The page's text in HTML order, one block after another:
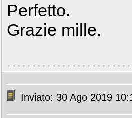
Perfetto.
Grazie mille.
Inviato: 30 Ago 2019